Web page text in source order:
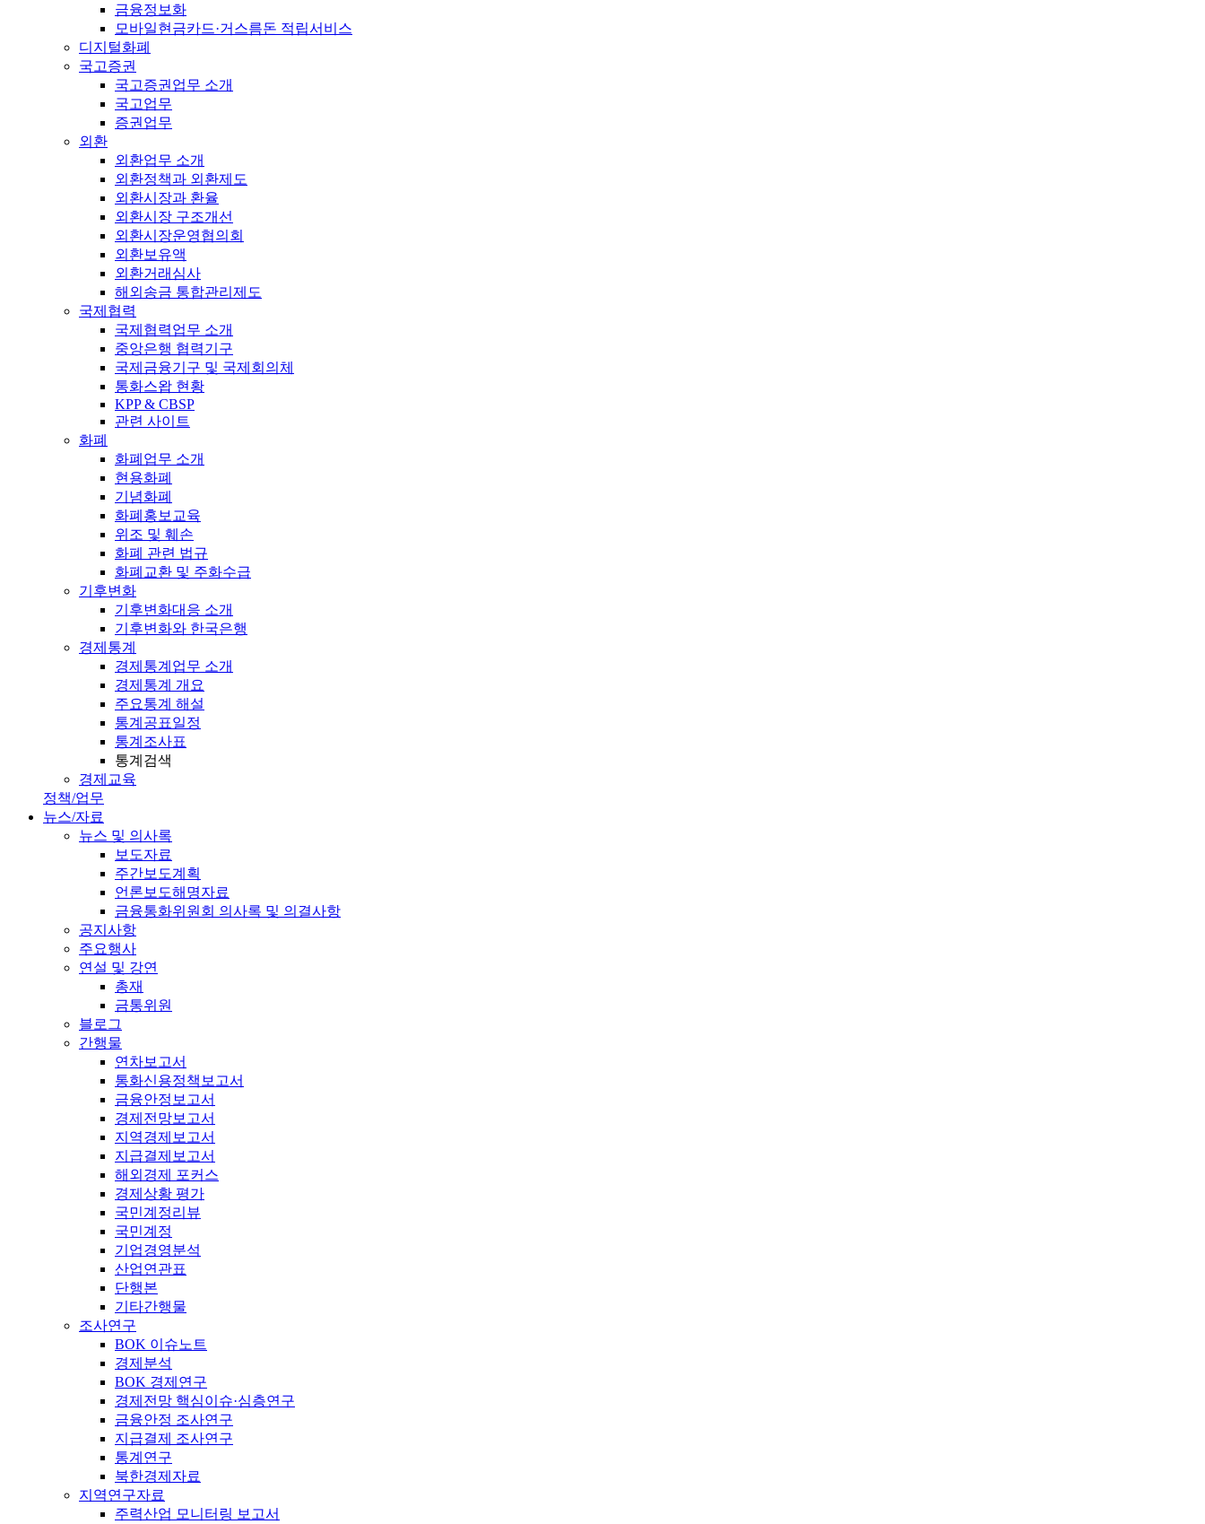
금융정보화
모바일현금카드·거스름돈 적립서비스
디지털화폐
국고증권
국고증권업무 소개
국고업무
증권업무
외환
외환업무 소개
외환정책과 외환제도
외환시장과 환율
외환시장 구조개선
외환시장운영협의회
외환보유액
외환거래심사
해외송금 통합관리제도
국제협력
국제협력업무 소개
중앙은행 협력기구
국제금융기구 및 국제회의체
통화스왑 현황
KPP & CBSP
관련 사이트
화폐
화폐업무 소개
현용화폐
기념화폐
화폐홍보교육
위조 및 훼손
화폐 관련 법규
화폐교환 및 주화수급
기후변화
기후변화대응 소개
기후변화와 한국은행
경제통계
경제통계업무 소개
경제통계 개요
주요통계 해설
통계공표일정
통계조사표
통계검색
경제교육
정책/업무
뉴스/자료
뉴스 및 의사록
보도자료
주간보도계획
언론보도해명자료
금융통화위원회 의사록 및 의결사항
공지사항
주요행사
연설 및 강연
총재
금통위원
블로그
간행물
연차보고서
통화신용정책보고서
금융안정보고서
경제전망보고서
지역경제보고서
지급결제보고서
해외경제 포커스
경제상황 평가
국민계정리뷰
국민계정
기업경영분석
산업연관표
단행본
기타간행물
조사연구
BOK 이슈노트
경제분석
BOK 경제연구
경제전망 핵심이슈·심층연구
금융안정 조사연구
지급결제 조사연구
통계연구
북한경제자료
지역연구자료
주력산업 모니터링 보고서